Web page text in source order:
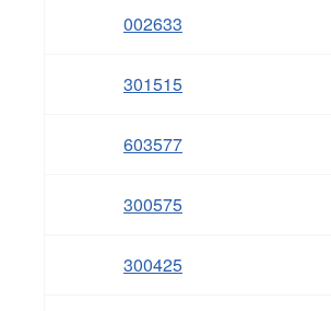
002633
301515
603577
300575
300425